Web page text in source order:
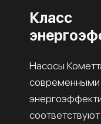
Класс
Насосы
современными